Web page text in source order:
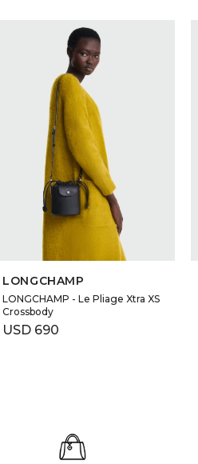
LONGCHAMP
LONGCHAMP - Le Pliage Xtra XS
Crossbody
USD 690